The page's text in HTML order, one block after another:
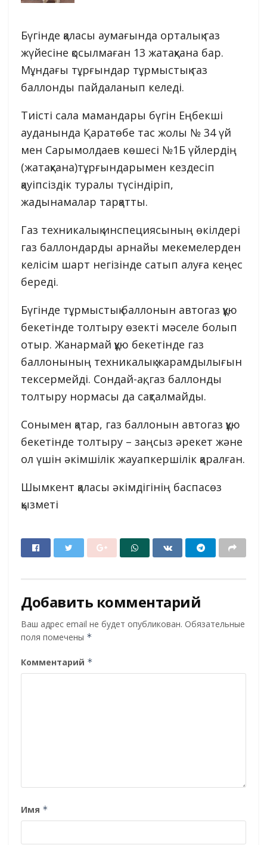
Бүгінде қаласы аумағында орталық газ
жүйесіне қосылмаған 13 жатақхана бар.
Мұндағы тұрғындар тұрмыстық газ
баллонды пайдаланып келеді.
Тиісті сала мамандары бүгін Еңбекші
ауданында Қаратөбе тас жолы № 34 үй
мен Сарымолдаев көшесі №1Б үйлердің
(жатақхана)тұрғындарымен кездесіп
қауіпсіздік туралы түсіндіріп,
жадынамалар тарқатты.
Газ техникалық инспециясының өкілдері
газ баллондарды арнайы мекемелерден
келісім шарт негізінде сатып алуға кеңес
береді.
Бүгінде тұрмыстық баллонын автогаз құю
бекетінде толтыру өзекті мәселе болып
отыр. Жанармай құю бекетінде газ
баллонының техникалық жарамдылығын
тексермейді. Сондай-ақ, газ баллонды
толтыру нормасы да сақталмайды.
Сонымен қатар, газ баллонын автогаз құю
бекетінде толтыру – заңсыз әрекет және
ол үшін әкімшілік жауапкершілік қаралған.
Шымкент қаласы әкімдігінің баспасөз
қызметі
Добавить комментарий
Ваш адрес email не будет опубликован. Обязательные
поля помечены *
Комментарий *
Имя *